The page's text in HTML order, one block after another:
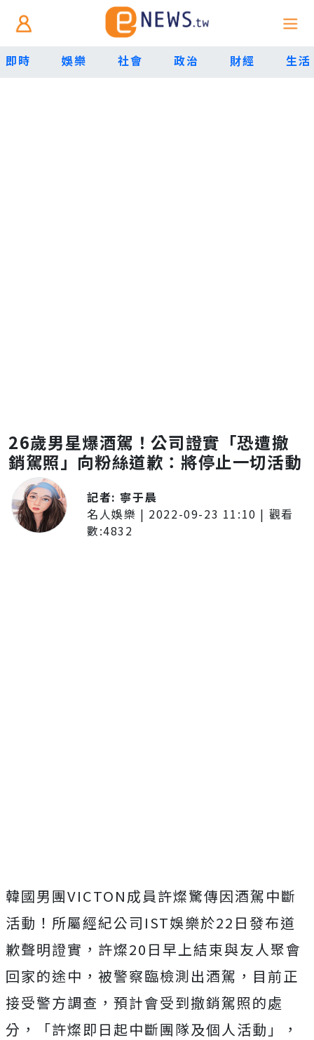
即時 娛樂 社會 政治 財經 生活
26歲男星爆酒駕！公司證實「恐遭撤
銷駕照」向粉絲道歉：將停止一切活動
記者: 寧于晨
名人娛樂 | 2022-09-23 11:10 | 觀看
數:4832
韓國男團VICTON成員許燦驚傳因酒駕中斷
活動！所屬經紀公司IST娛樂於22日發布道
歉聲明證實，許燦20日早上結束與友人聚會
回家的途中，被警察臨檢測出酒駕，目前正
接受警方調查，預計會受到撤銷駕照的處
分，「許燦即日起中斷團隊及個人活動」，